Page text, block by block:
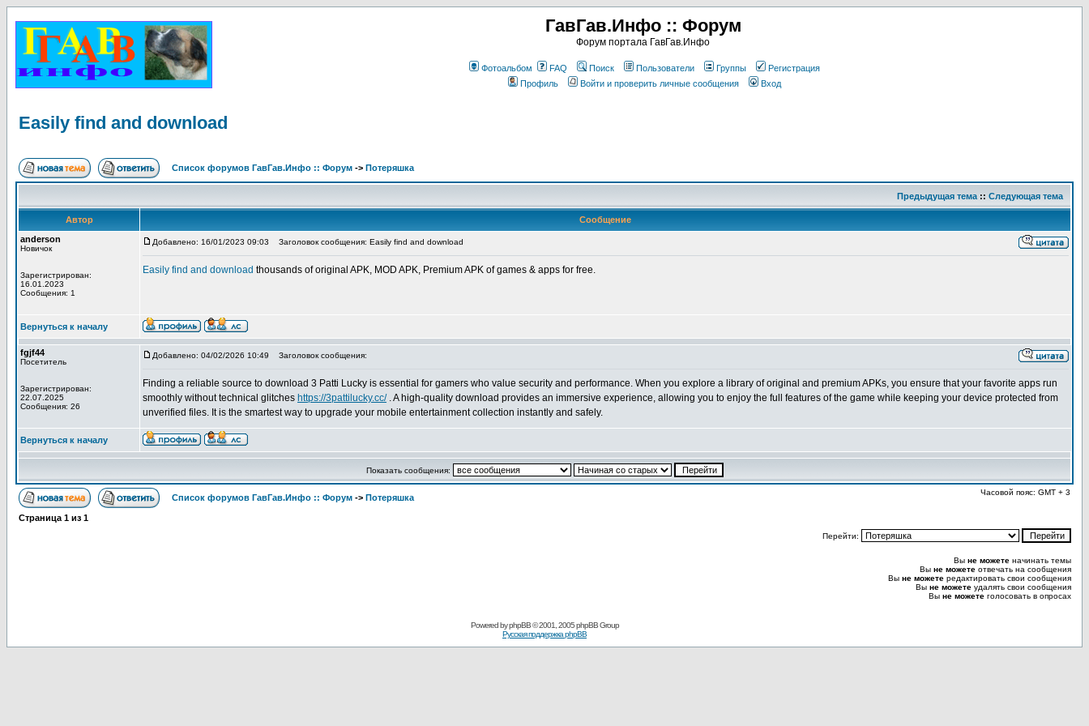
ГавГав.Инфо :: Форум
Форум портала ГавГав.Инфо
Фотоальбом FAQ Поиск Пользователи Группы
Регистрация
Профиль
Войти и проверить личные сообщения Вход
Easily find and download
Список форумов ГавГав.Инфо :: Форум -> Потеряшка
Предыдущая тема :: Следующая тема
Автор
Сообщение
anderson
Новичок
Зарегистрирован:
16.01.2023
Сообщения: 1
Добавлено: 16/01/2023 09:03 Заголовок сообщения: Easily find and download
Easily find and download thousands of original APK, MOD APK, Premium APK of games & apps for free.
Вернуться к началу
fgjf44
Посетитель
Зарегистрирован:
22.07.2025
Сообщения: 26
Добавлено: 04/02/2026 10:49 Заголовок сообщения:
Finding a reliable source to download 3 Patti Lucky is essential for gamers who value security and performance. When you explore a library of original and premium APKs, you ensure that your favorite apps run
smoothly without technical glitches https://3pattilucky.cc/. A high-quality download provides an immersive experience, allowing you to enjoy the full features of the game while keeping your device protected from
unverified files. It is the smartest way to upgrade your mobile entertainment collection instantly and safely.
Вернуться к началу
Показать сообщения:
Список форумов ГавГав.Инфо :: Форум -> Потеряшка
Часовой пояс: GMT + 3
Страница 1 из 1
Перейти:
Вы не можете начинать темы
Вы не можете отвечать на сообщения
Вы не можете редактировать свои сообщения
Вы не можете удалять свои сообщения
Вы не можете голосовать в опросах
Powered byphpBB© 2001, 2005 phpBB Group
Русская поддержка phpBB